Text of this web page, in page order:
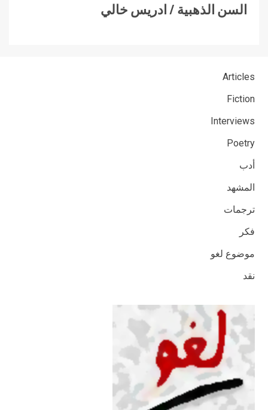
السن الذهبية / ادريس خالي
Articles
Fiction
Interviews
Poetry
أدب
المشهد
ترجمات
فكر
موضوع لغو
نقد